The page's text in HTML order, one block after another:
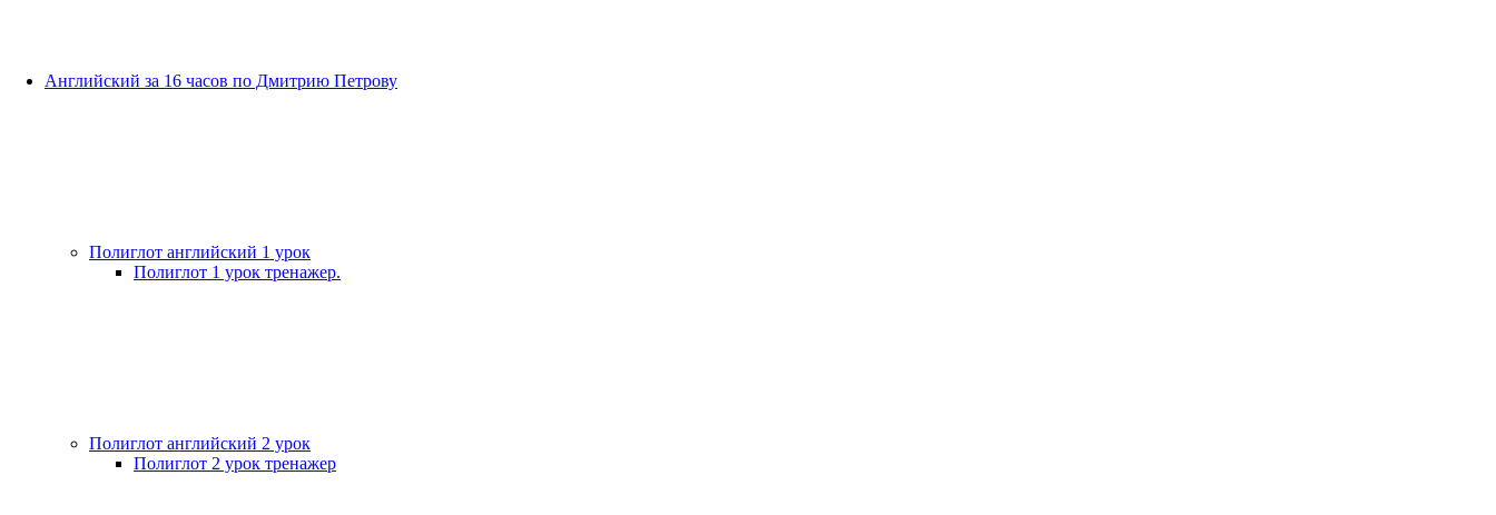
Английский за 16 часов по Дмитрию Петрову
Полиглот английский 1 урок
Полиглот 1 урок тренажер.
Полиглот английский 2 урок
Полиглот 2 урок тренажер